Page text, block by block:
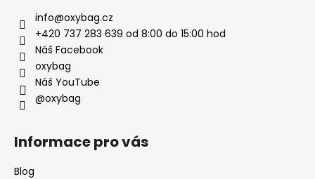
info@oxybag.cz
+420 737 283 639 od 8:00 do 15:00 hod
Náš Facebook
oxybag
Náš YouTube
@oxybag
Informace pro vás
Blog